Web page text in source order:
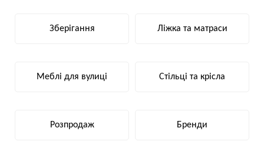
Зберігання Ліжка та матраси
Меблі для вулиці Стільці та крісла
Розпродаж Бренди